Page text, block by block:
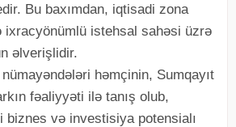
Bu baxımdan, iqtisadi zona
istehsal sahəsi üzrə
əlverişlidir.
həmçinin, Sumqayıt
fəaliyyəti ilə tanış olub,
və investisiya potensialı